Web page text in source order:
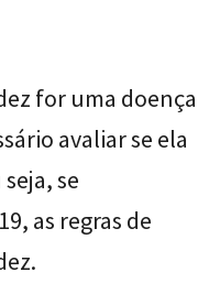
for uma doença
avaliar se ela
se
as regras de